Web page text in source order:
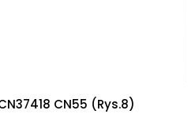
CN55 (rys.8)